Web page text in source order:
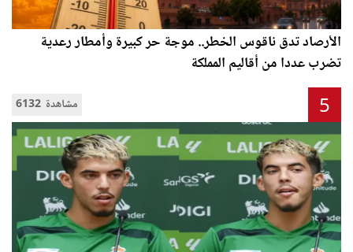
الأرصاد تدق ناقوس الخطر.. موجة حر كبيرة وأمطار رعدية
تضرب عددا من أقاليم المملكة
6132 مشاهدة 5